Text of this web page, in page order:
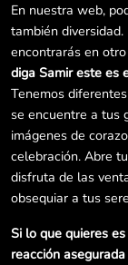
En nuestra web,
también
encontrarás en
diga Samir este es
Tenemos
se encuentre a tus
imágenes de
celebración. Abre
disfruta de las
obsequiar a tus
Si lo que quieres
reacción